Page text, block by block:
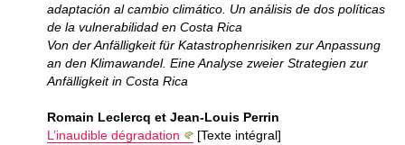
adaptación al cambio climático. Un análisis de dos políticas
de la vulnerabilidad en Costa Rica
Von der Anfälligkeit für Katastrophenrisiken zur Anpassung
an den Klimawandel. Eine Analyse zweier Strategien zur
Anfälligkeit in Costa Rica
Romain Leclercq et Jean-Louis Perrin
L’inaudible dégradation
[Texte intégral]